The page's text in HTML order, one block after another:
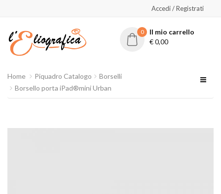
Accedi / Registrati
0
Il mio carrello
€0,00
Home Piquadro Catalogo
Borselli
Borsello porta iPad®mini Urban